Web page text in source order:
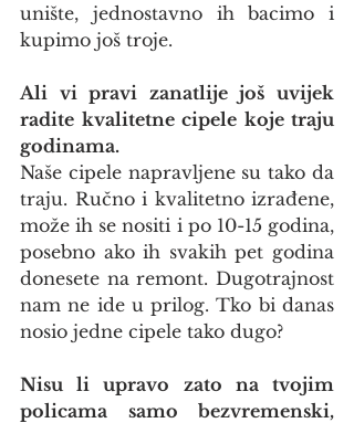
unište, jednostavno ih bacimo i
kupimo još troje.
Ali vi pravi zanatlije još uvijek
radite kvalitetne cipele koje traju
godinama.
Naše cipele napravljene su tako da
traju. Ručno i kvalitetno izrađene,
može ih se nositi i po 10-15 godina,
posebno ako ih svakih pet godina
donesete na remont. Dugotrajnost
nam ne ide u prilog. Tko bi danas
nosio jedne cipele tako dugo?
Nisu li upravo zato na tvojim
policama samo bezvremenski,